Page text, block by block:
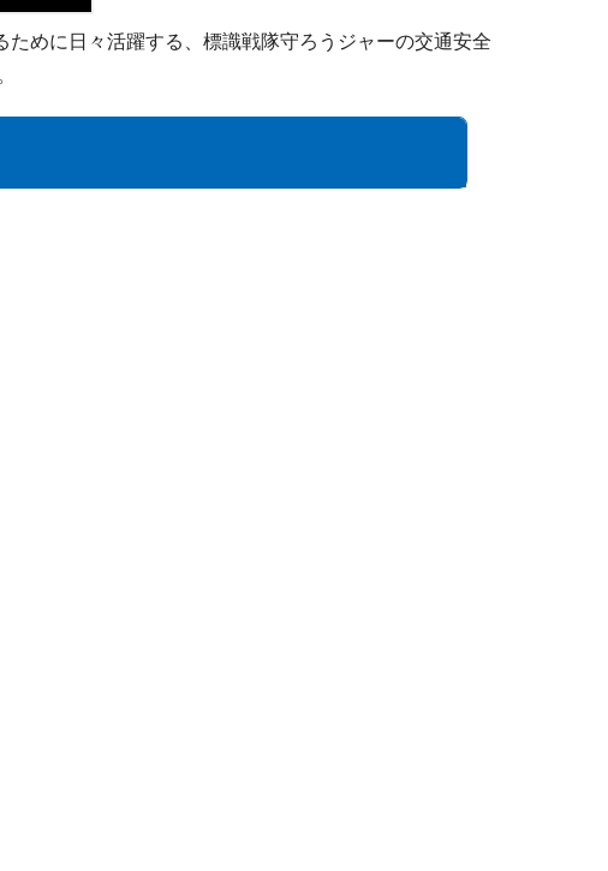
めに日々活躍する、標識戦隊守ろうジャーの交通安全